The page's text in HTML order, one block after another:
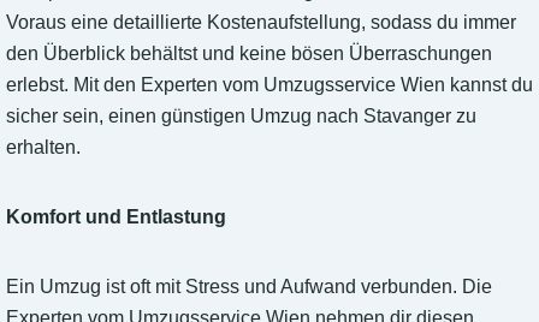
Voraus eine detaillierte Kostenaufstellung, sodass du immer
den Überblick behältst und keine bösen Überraschungen
erlebst. Mit den Experten vom Umzugsservice Wien kannst du
sicher sein, einen günstigen Umzug nach Stavanger zu
erhalten.
Komfort und Entlastung
Ein Umzug ist oft mit Stress und Aufwand verbunden. Die
Experten vom Umzugsservice Wien nehmen dir diesen